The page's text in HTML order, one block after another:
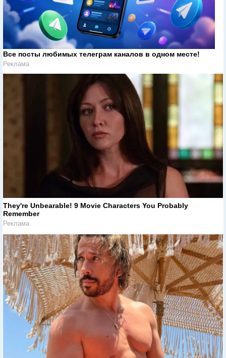
Все посты любимых телеграм каналов в одном месте!
Реклама
They're Unbearable! 9 Movie Characters You Probably
Remember
Реклама